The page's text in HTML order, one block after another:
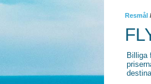
Resmål /
Billiga